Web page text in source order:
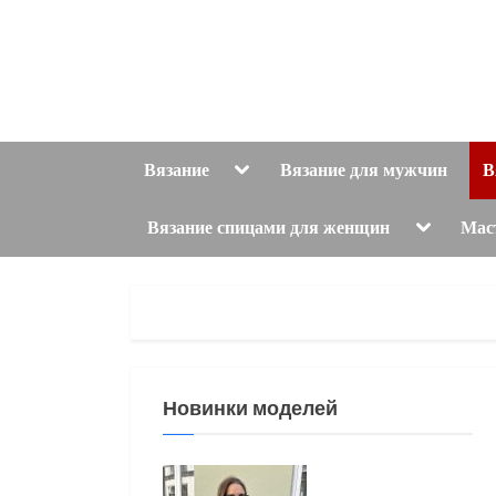
Вязание ToggleВязание для мужчин
Вязание спицами для женщин Toggle
menu
Новинки моделей